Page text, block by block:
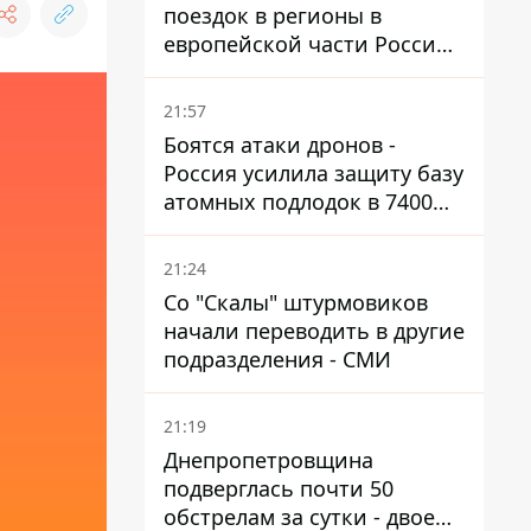
поездок в регионы в
европейской части России,
куда регулярно долетают
дроны
21:57
Боятся атаки дронов -
Россия усилила защиту базу
атомных подлодок в 7400
км от Украины
21:24
Со "Скалы" штурмовиков
начали переводить в другие
подразделения - СМИ
21:19
Днепропетровщина
подверглась почти 50
обстрелам за сутки - двое